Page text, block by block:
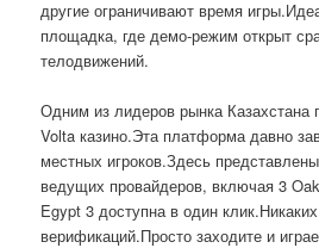
другие ограничивают время
площадка, где демо-режим открыт
телодвижений.
Одним из лидеров рынка Казахстана
Volta казино.Эта платформа давно
местных игроков.Здесь
ведущих провайдеров, включая 3
Egypt 3 доступна в один
верификаций.Просто заходите и